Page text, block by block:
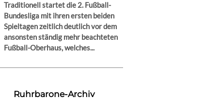
Traditionell startet die 2. Fußball-
Bundesliga mit ihren ersten beiden
Spieltagen zeitlich deutlich vor dem
ansonsten ständig mehr beachteten
Fußball-Oberhaus, welches...
Ruhrbarone-Archiv